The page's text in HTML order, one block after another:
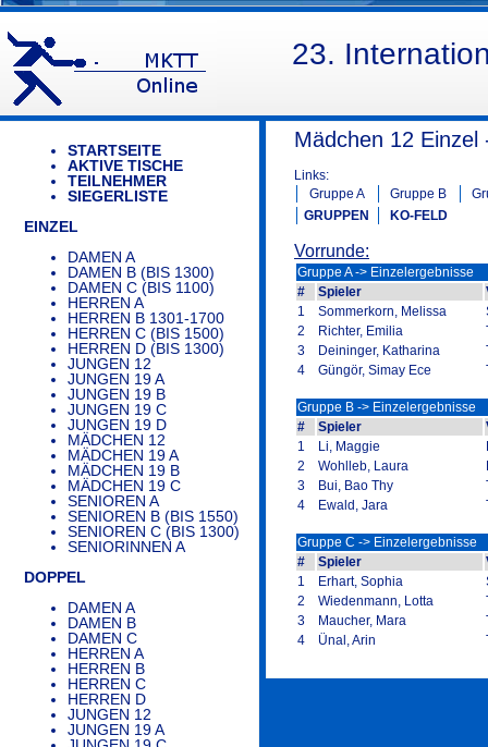
23.
STARTSEITE
AKTIVE TISCHE
TEILNEHMER
SIEGERLISTE
EINZEL
DAMEN A
DAMEN B (BIS 1300)
DAMEN C (BIS 1100)
HERREN A
HERREN B 1301-1700
HERREN C (BIS 1500)
HERREN D (BIS 1300)
JUNGEN 12
JUNGEN 19 A
JUNGEN 19 B
JUNGEN 19 C
JUNGEN 19 D
MÄDCHEN 12
MÄDCHEN 19 A
MÄDCHEN 19 B
MÄDCHEN 19 C
SENIOREN A
SENIOREN B (BIS 1550)
SENIOREN C (BIS 1300)
SENIORINNEN A
DOPPEL
DAMEN A
DAMEN B
DAMEN C
HERREN A
HERREN B
HERREN C
HERREN D
JUNGEN 12
JUNGEN 19 A
Mädchen 12 Einzel
Links:
Gruppe A
Gruppe B
GRUPPEN
KO-FELD
Vorrunde:
Gruppe A -> Einzelergebnisse
#
Spieler
1
Sommerkorn, Melissa
2
Richter, Emilia
3
Deininger, Katharina
4
Güngör, Simay Ece
Gruppe B -> Einzelergebnisse
#
Spieler
1
Li, Maggie
2
Wohlleb, Laura
3
Bui, Bao Thy
4
Ewald, Jara
Gruppe C -> Einzelergebnisse
#
Spieler
1
Erhart, Sophia
2
Wiedenmann, Lotta
3
Maucher, Mara
4
Ünal, Arin